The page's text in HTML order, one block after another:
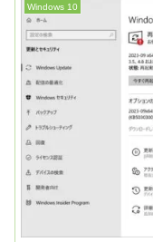
Windows 10